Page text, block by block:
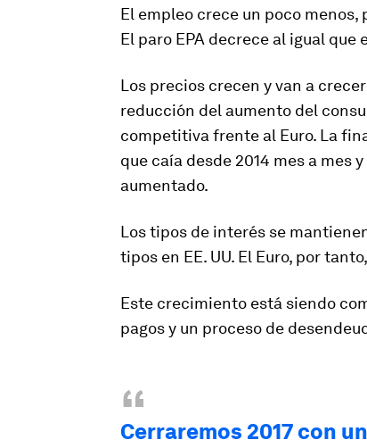
El empleo crece un poco
El paro EPA decrece al igual
Los precios crecen y van a
reducción del aumento del
competitiva frente al Euro. La
que caía desde 2014 mes a mes
aumentado.
Los tipos de interés se
tipos en EE. UU. El Euro, por
Este crecimiento está siendo
pagos y un proceso de
“
Cerraremos 2017 con